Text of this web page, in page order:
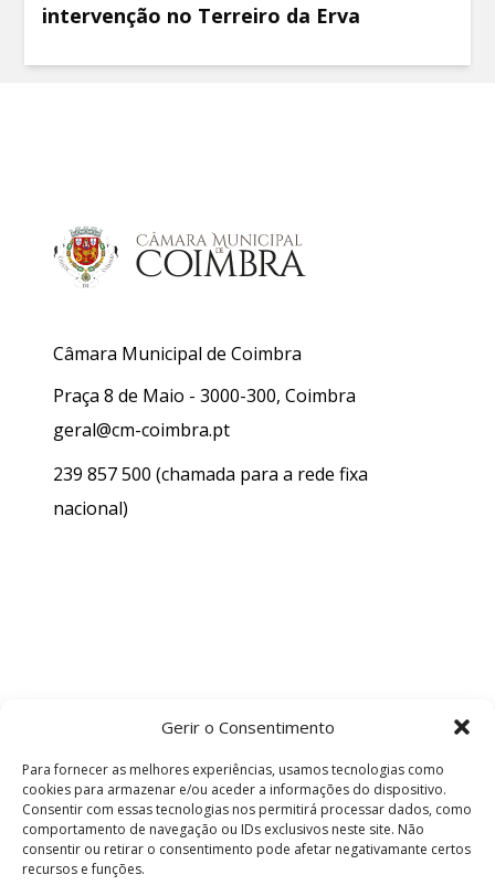
Gerir o Consentimento
Para fornecer as melhores experiências, usamos tecnologias como
cookies para armazenar e/ou aceder a informações do dispositivo.
Consentir com essas tecnologias nos permitirá processar dados, como
comportamento de navegação ou IDs exclusivos neste site. Não
consentir ou retirar o consentimento pode afetar negativamante certos
recursos e funções.
intervenção no Terreiro da Erva
Câmara Municipal de Coimbra
Praça 8 de Maio - 3000-300, Coimbra
geral@cm-coimbra.pt
239 857 500 (chamada para a rede fixa
nacional)